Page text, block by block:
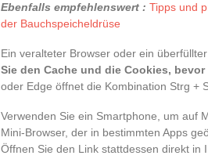
Ebenfalls empfehlenswert : Tipps und
der Bauchspeicheldrüse
Ein veralteter Browser oder ein
Sie den Cache und die Cookies,
oder Edge öffnet die Kombination Strg +
Verwenden Sie ein Smartphone, um auf
Mini-Browser, der in bestimmten Apps
Öffnen Sie den Link stattdessen direkt in